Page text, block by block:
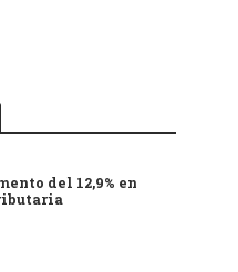
del 12,9% en